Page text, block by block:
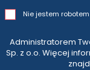
Nie jestem robotem
Administratorem
Sp. z o.o. Więcej